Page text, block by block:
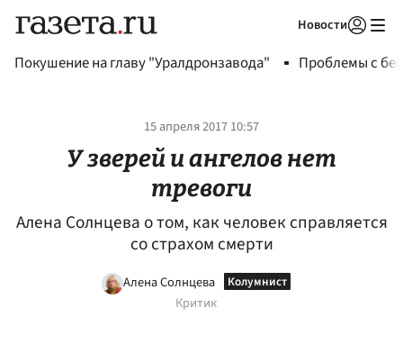
Новости
Покушение на главу "Уралдронзавода" Проблемы с
15 апреля 2017 10:57
У зверей и ангелов нет
тревоги
Алена Солнцева о том, как человек справляется
со страхом смерти
Алена Солнцева
Критик